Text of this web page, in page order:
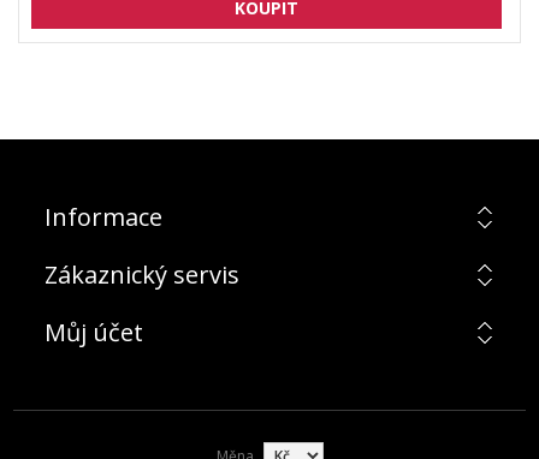
Informace
Zákaznický servis
Můj účet